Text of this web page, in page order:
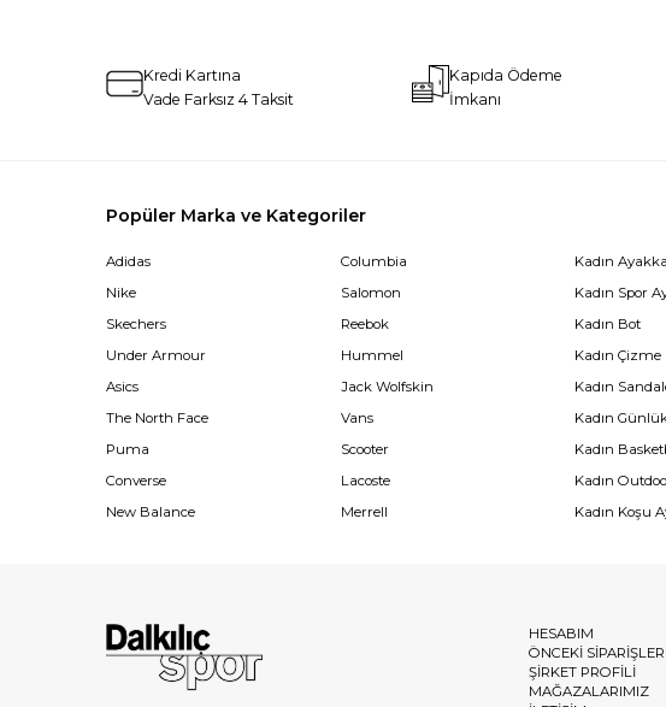
Kredi Kartına
Vade Farksız 4 Taksit
Kapıda Ödeme
İmkanı
Popüler Marka ve Kategoriler
Adidas
Nike
Skechers
Under Armour
Asics
The North Face
Puma
Converse
New Balance
Columbia
Salomon
Reebok
Hummel
Jack Wolfskin
Vans
Scooter
Lacoste
Merrell
Kadın
Kadın Spor
Kadın Bot
Kadın Çizme
Kadın
Kadın
Kadın
Kadın
Kadın Koşu
HESABIM
ÖNCEKİ
ŞİRKET PROFİLİ
MAĞAZALARIMIZ